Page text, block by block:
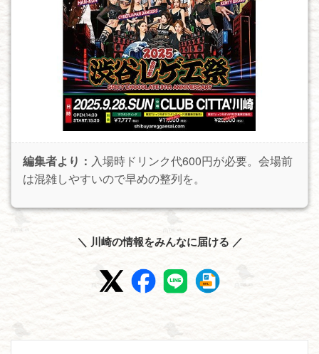
編集者より： 入場時ドリンク代600円が必要。会場前
は混雑しやすいので早めの整列を。
＼ 川崎の情報をみんなに届ける ／